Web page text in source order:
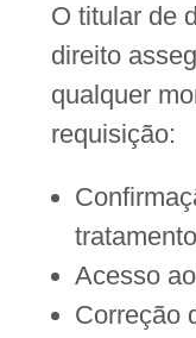
O titular de
direito
qualquer
requisição:
Acesso
Correção